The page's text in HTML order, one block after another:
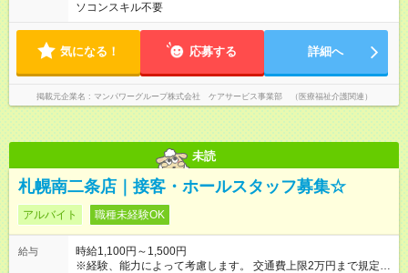
ソコンスキル不要
気になる！ 応募する 詳細へ
掲載元企業名 マンパワーグループ株式会社 ケアサービス事業部 （医療福祉介護関連）
未読
札幌南二条店｜接客・ホールスタッフ募集☆
アルバイト 職種未経験OK
給与
時給1,100円～1,500円
※経験、能力によって考慮します。 交通費上限2万円まで規定支